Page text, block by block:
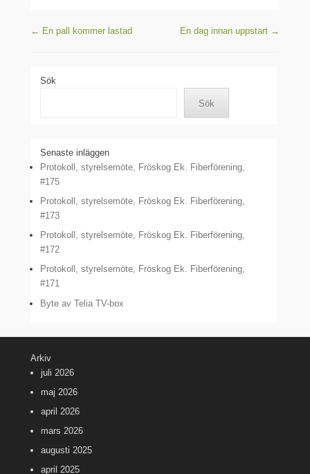
Post navigation
← En pall kommer lastad En dag innan uppstart →
Sök
Sök
Senaste inläggen
Protokoll, styrelsemöte, Fröskog Ek. Fiberförening,
#175
Protokoll, styrelsemöte, Fröskog Ek. Fiberförening,
#173
Protokoll, styrelsemöte, Fröskog Ek. Fiberförening,
#172
Protokoll, styrelsemöte, Fröskog Ek. Fiberförening,
#171
Byte av Telia TV-box
Arkiv
juli 2026
maj 2026
april 2026
mars 2026
augusti 2025
april 2025